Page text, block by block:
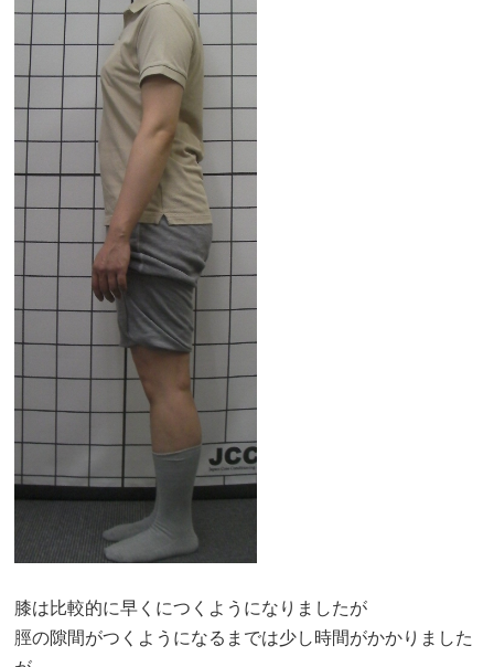
膝は比較的に早くにつくようになりましたが
脛の隙間がつくようになるまでは少し時間がかかりました